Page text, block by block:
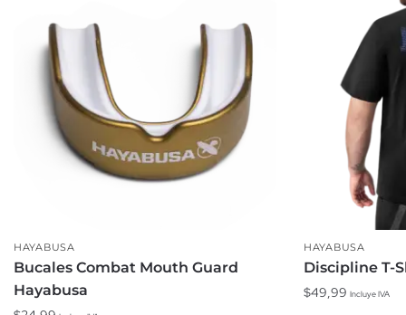
HAYABUSA
Bucales Combat Mouth Guard
Hayabusa
HAYABUSA
Discipline T-
$49,99 Incluye IVA